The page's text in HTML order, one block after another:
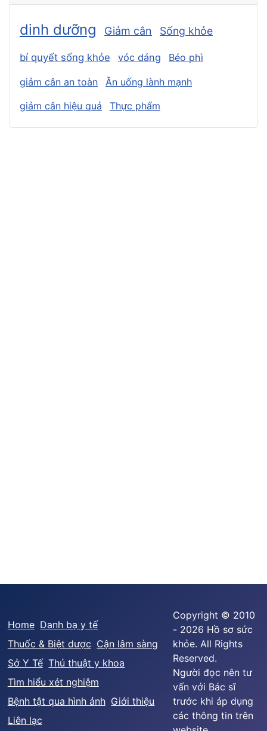
dinh dưỡng Giảm cân Sống khỏe
bí quyết sống khỏe vóc dáng Béo phì
giảm cân an toàn
Ăn uống lành mạnh
giảm cân hiệu quả
Thực phẩm
Home Danh bạ y tế
Thuốc & Biệt dược Cận lâm sàng
Sở Y Tế Thủ thuật y khoa
Tìm hiểu xét nghiệm
Bệnh tật qua hình ảnh Giới thiệu
Liên lạc
Copyright © 2010
- 2026 Hồ sơ sức
khỏe. All Rights
Reserved.
Người đọc nên tư
vấn với Bác sĩ
trước khi áp dụng
các thông tin trên